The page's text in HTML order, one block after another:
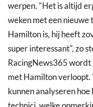
werpen. "Het is altijd
weken met een nieuwe
Hamilton is, hij heeft
super interessant", zo
RacingNews365
met Hamilton verloopt.
kunnen analyseren